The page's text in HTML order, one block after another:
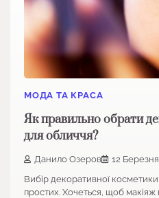
МОДА ТА КРАСА
Як правильно обрати
для обличчя?
Данило Озеров 12
Вибір декоративної
простих. Хочеться, щоб макіяж